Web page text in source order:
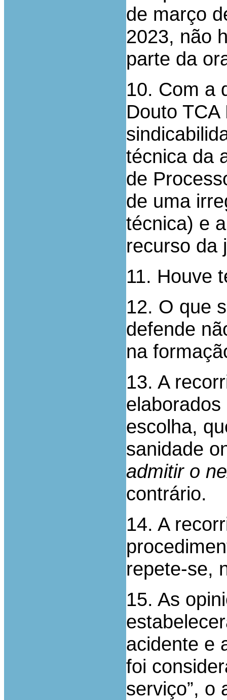
de março
2023, não
parte da
10. Com a
Douto
técnica da
de
de uma
técnica) e
recurso da
11. Houve
12. O que
defende
na
13. A
escolha,
sanidade
admitir o
contrário.
14. A
repete-se,
15. As
acidente e
foi
serviço”, o